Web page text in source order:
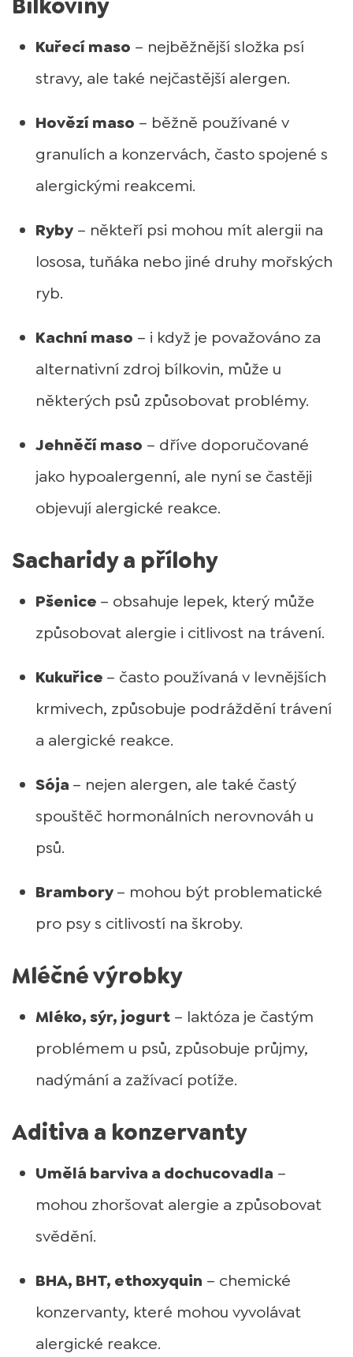
Bílkoviny
Kuřecí maso – nejběžnější složka psí
stravy, ale také nejčastější alergen.
Hovězí maso – běžně používané v
granulích a konzervách, často spojené s
alergickými reakcemi.
Ryby – někteří psi mohou mít alergii na
lososa, tuňáka nebo jiné druhy mořských
ryb.
Kachní maso – i když je považováno za
alternativní zdroj bílkovin, může u
některých psů způsobovat problémy.
Jehněčí maso – dříve doporučované
jako hypoalergenní, ale nyní se častěji
objevují alergické reakce.
Sacharidy a přílohy
Pšenice – obsahuje lepek, který může
způsobovat alergie i citlivost na trávení.
Kukuřice – často používaná v levnějších
krmivech, způsobuje podráždění trávení
a alergické reakce.
Sója – nejen alergen, ale také častý
spouštěč hormonálních nerovnováh u
psů.
Brambory– mohou být problematické
pro psy s citlivostí na škroby.
Mléčné výrobky
Mléko, sýr, jogurt – laktóza je častým
problémem u psů, způsobuje průjmy,
nadýmání a zažívací potíže.
Aditiva a konzervanty
Umělá barviva a dochucovadla –
mohou zhoršovat alergie a způsobovat
svědění.
BHA, BHT, ethoxyquin – chemické
konzervanty, které mohou vyvolávat
alergické reakce.